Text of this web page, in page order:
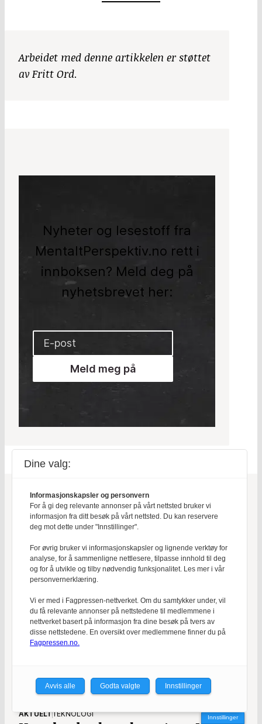
Arbeidet med denne artikkelen er støttet
av Fritt Ord.
Nyheter og lesestoff fra
MentaltPerspektiv.no rett i
innboksen? Meld deg på
nyhetsbrevet her:
Meld meg på
Les også
AKTUELTTEKNOLOGI Innstillinger
Dine valg:
Informasjonskapsler og personvern
For å gi deg relevante annonser på vårt nettsted bruker vi
informasjon fra ditt besøk på vårt nettsted. Du kan reservere
deg mot dette under "Innstillinger".
For øvrig bruker vi informasjonskapsler og lignende verktøy for
analyse, for å sammenligne nettlesere, tilpasse innhold til deg
og for å utvikle og tilby nødvendig funksjonalitet. Les mer i vår
personvernerklæring.
Vi er med i Fagpressen-nettverket. Om du samtykker under, vil
du få relevante annonser på nettstedene til medlemmene i
nettverket basert på informasjon fra dine besøk på tvers av
disse nettstedene. En oversikt over medlemmene finner du på
Fagpressen.no.
Avvis alle Godta valgte Innstillinger